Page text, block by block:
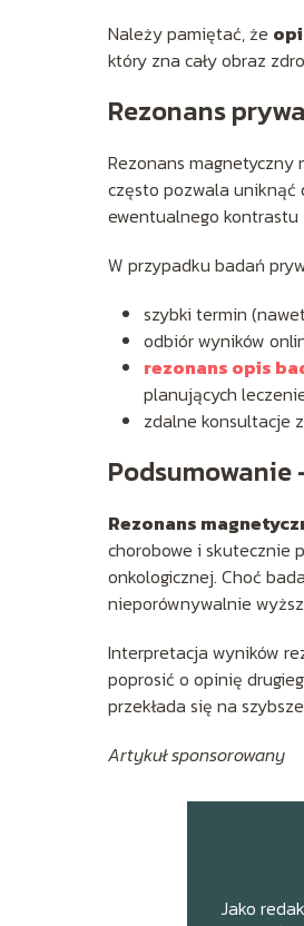
Należy pamiętać, że
który zna cały obraz
Rezonans
Rezonans magnetyczny
często pozwala uniknąć
ewentualnego
W przypadku badań
szybki termin
odbiór wyników
rezonans opis
planujących
zdalne konsultacje
Rezonans
chorobowe i skutecznie
onkologicznej. Choć
nieporównywalnie
Interpretacja wyników
poprosić o opinię
przekłada się na
Artykuł sponsorowany
Jako